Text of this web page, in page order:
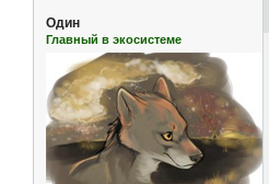
Один
Главный в экосистеме